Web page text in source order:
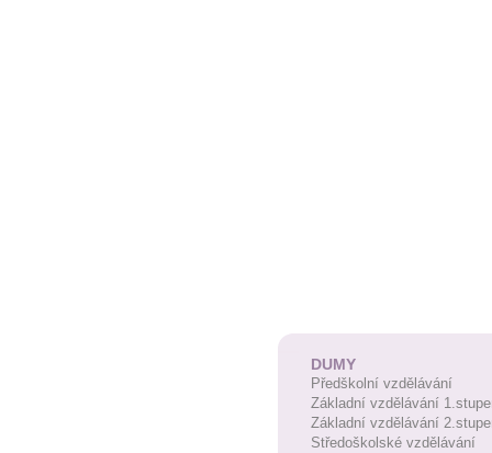
DUMY
Předškolní vzdělávání
Základní vzdělávání
Základní vzdělávání
Středoškolské vzdělávání